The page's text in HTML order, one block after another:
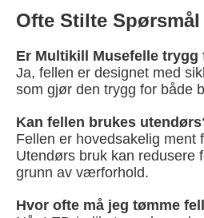
Ofte Stilte Spørsmål
Er Multikill Musefelle
Ja, fellen er designet med
som gjør den trygg for både
Kan fellen brukes
Fellen er hovedsakelig ment
Utendørs bruk kan redusere
grunn av værforhold.
Hvor ofte må jeg tømme